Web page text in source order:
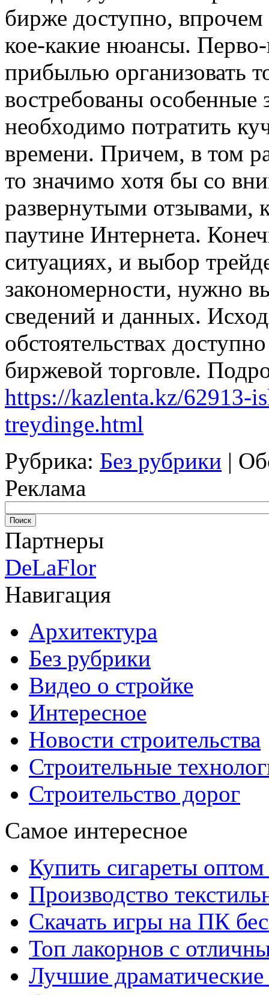
бирже доступно,
кое-какие нюансы.
прибылью организовать
востребованы особенные
необходимо потратить
времени. Причем, в том
то значимо хотя бы со
развернутыми отзывами,
паутине Интернета.
ситуациях, и выбор
закономерности, нужно
сведений и данных.
обстоятельствах
биржевой торговле.
https://kazlenta.kz/62913-
treydinge.html
Рубрика: Без рубрики |
Реклама
Партнеры
DeLaFlor
Навигация
Архитектура
Без рубрики
Видео о стройке
Интересное
Новости строительства
Строительные
Строительство дорог
Самое интересное
Купить сигареты
Производство
Скачать игры на ПК
Топ лакорнов с
Лучшие